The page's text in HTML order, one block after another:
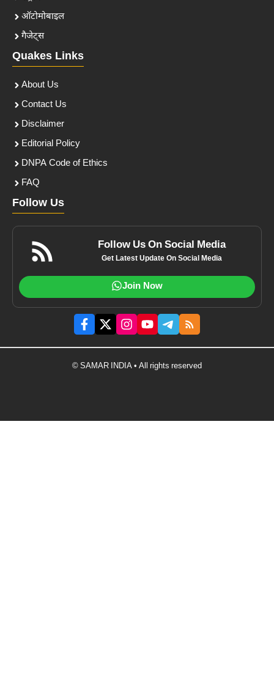
ऑटोमोबाइल
गैजेट्स
Quakes Links
About Us
Contact Us
Disclaimer
Editorial Policy
DNPA Code of Ethics
FAQ
Follow Us
Follow Us On Social Media
Get Latest Update On Social Media
Join Now
© SAMAR INDIA • All rights reserved